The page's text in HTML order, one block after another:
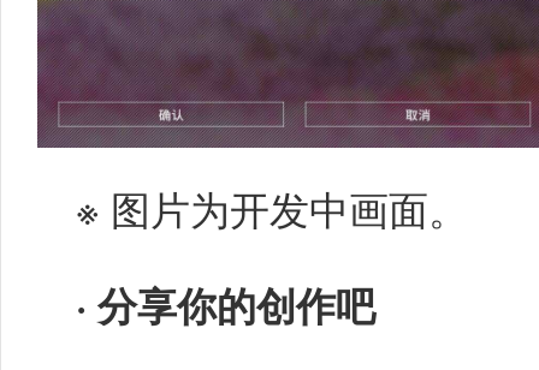
※ 图片为开发中画面。
· 分享你的创作吧